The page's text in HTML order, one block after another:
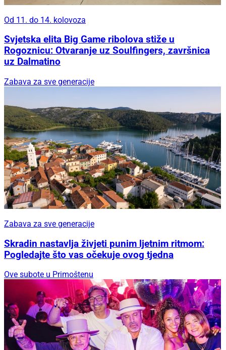
Od 11. do 14. kolovoza
Svjetska elita Big Game ribolova stiže u
Rogoznicu: Otvaranje uz Soulfingers, završnica
uz Dalmatino
Zabava za sve generacije
Zabava za sve generacije
Skradin nastavlja živjeti punim ljetnim ritmom:
Pogledajte što vas očekuje ovog tjedna
Ove subote u Primoštenu